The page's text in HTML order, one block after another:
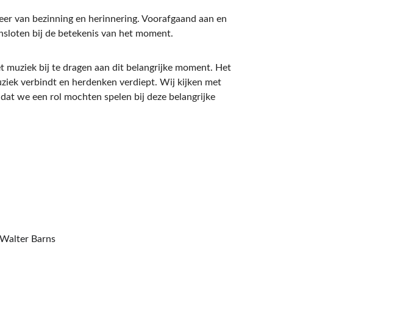
van bezinning en herinnering. Voorafgaand aan en
bij de betekenis van het moment.
muziek bij te dragen aan dit belangrijke moment. Het
verbindt en herdenken verdiept. Wij kijken met
we een rol mochten spelen bij deze belangrijke
Barns